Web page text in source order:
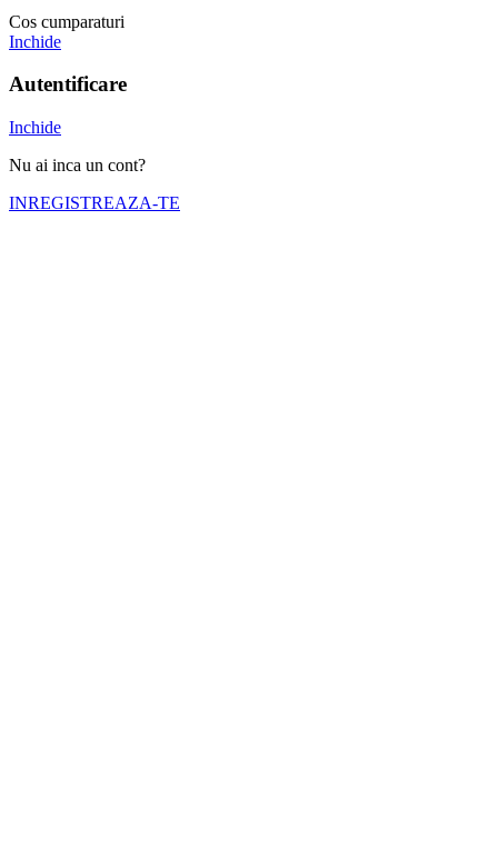
Cos cumparaturi
Inchide
Autentificare
Inchide
Nu ai inca un cont?
INREGISTREAZA-TE